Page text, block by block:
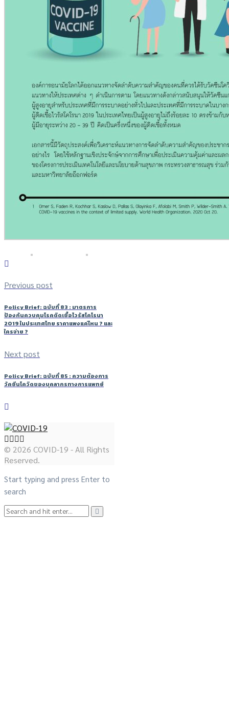
Previous post
Policy Brief: ฉบับที่ 83 : มาตรการ
ป้องกันควบคุมโรคติดเชื้อไวรัสโคโรนา
2019 ในประเทศไทย ราคาแพงแค่ไหน ? และ
ใครจ่าย ?
Next post
Policy Brief: ฉบับที่ 85 : ความต้องการ
วัคซีนโควิดของบุคลากรทางการแพทย์
© 2026 COVID-19 - All Rights
Reserved.
Start typing and press Enter to
search